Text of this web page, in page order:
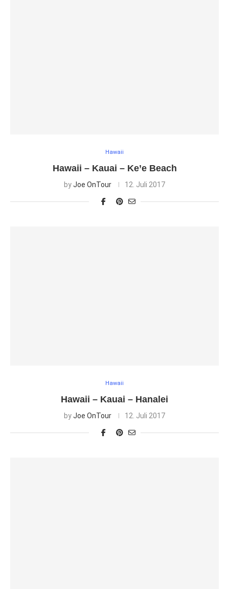
Hawaii
Hawaii – Kauai – Ke’e Beach
byJoe OnTour 12. Juli 2017
Hawaii
Hawaii – Kauai – Hanalei
byJoe OnTour 12. Juli 2017